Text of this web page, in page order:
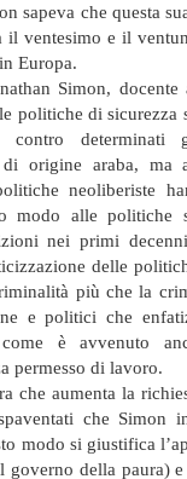
sapeva che questa
ventesimo e il
Europa.
Simon,
politiche di sicurezza
determinati
origine araba, ma
neoliberiste
modo alle politiche
nei primi
delle
più che la
e politici che
è avvenuto
permesso di lavoro.
che aumenta la
che Simon
modo si giustifica
governo della paura)